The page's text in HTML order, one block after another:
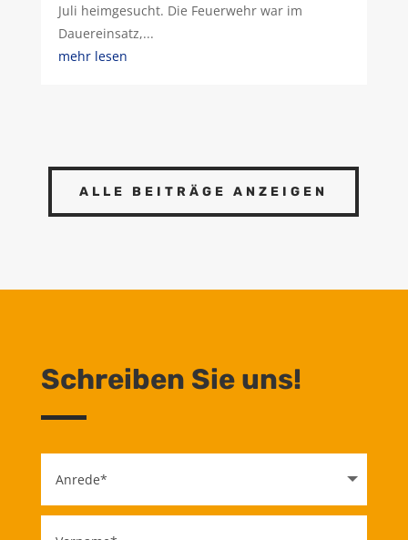
Juli heimgesucht. Die Feuerwehr war im
Dauereinsatz,...
mehr lesen
ALLE BEITRÄGE ANZEIGEN
Schreiben Sie uns!